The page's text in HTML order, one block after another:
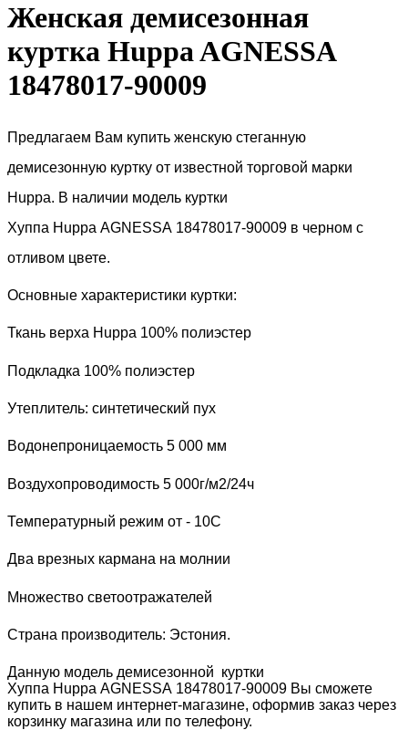
Женская демисезонная
куртка Huppa AGNESSA
18478017-90009
Предлагаем Вам купить женскую стеганную
демисезонную куртку от известной торговой марки
Huppa. В наличии модель куртки
Хуппа H uppa AGNESSA 18478017-90009 в черном с
отливом цвете.
Основные характеристики куртки:
Ткань верха Huppa 100% полиэстер
Подкладка 100% полиэстер
Утеплитель: синтетический пух
Водонепроницаемость 5 000 мм
Воздухопроводимость 5 000г/м2/24ч
Температурный режим от - 10С
Два врезных кармана на молнии
Множество светоотражателей
Страна производитель: Эстония.
Данную модель демисезонной куртки
Хуппа H uppa AGNESSA 18478017-90009 Вы сможете
купить в нашем интернет-магазине, оформив заказ через
корзинку магазина или по телефону.